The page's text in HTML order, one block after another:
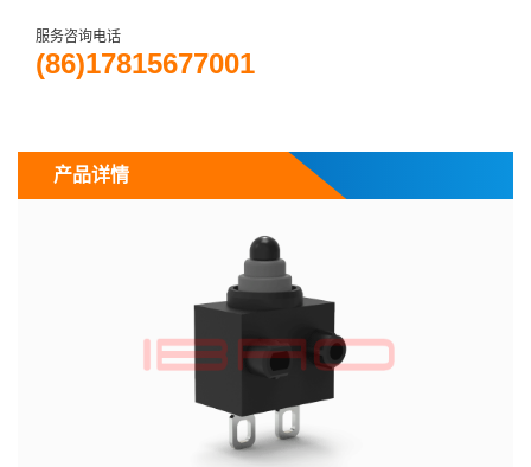
服务咨询电话
(86)17815677001
产品详情